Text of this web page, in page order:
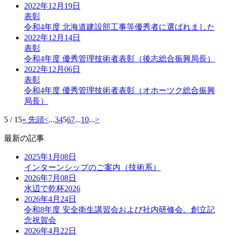
2022年12月19日
表彰
令和4年度 北海道建設部工事等優秀者に選ばれました
2022年12月14日
表彰
令和4年度 優秀管理技術者表彰（後志総合振興局長）
2022年12月06日
表彰
令和4年度 優秀管理技術者表彰（オホーツク総合振興
局長）
5 / 15« 先頭<...34567...10...>
最新の記事
2025年1月08日
インターンシップのご案内（技術系）
2026年7月08日
水辺で乾杯2026
2026年4月24日
令和8年度 安全衛生講習会および社内研修会、創立記
念祝賀会
2026年4月22日